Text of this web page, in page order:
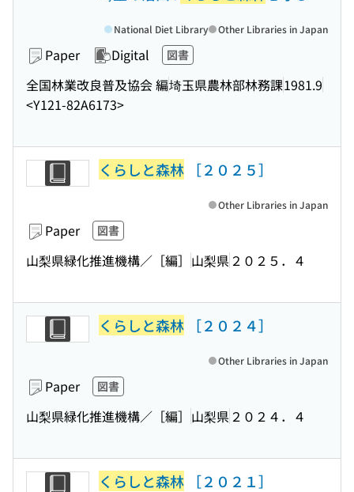
Paper Digital 図書
全国林業改良普及協会 編埼玉県農林部林務課1981.9
<Y121-82A6173>
National Diet Library Other Libraries in Japan
くらしと森林 ［２０２５］
Paper 図書
山梨県緑化推進機構／［編］ 山梨県 ２０２５．４
Other Libraries in Japan
くらしと森林 ［２０２４］
Paper 図書
山梨県緑化推進機構／［編］ 山梨県 ２０２４．４
Other Libraries in Japan
くらしと森林 ［２０２１］